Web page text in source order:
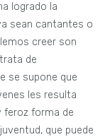
logrado la
sean cantantes o
creer son
de
se supone que
les resulta
feroz forma de
que puede